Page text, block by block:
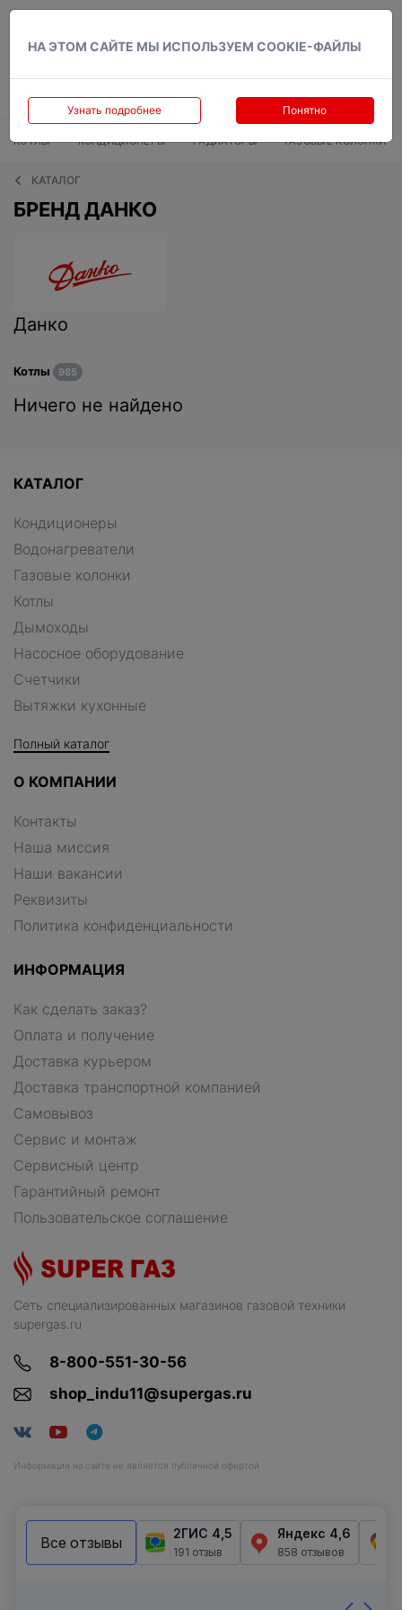
НА ЭТОМ САЙТЕ МЫ ИСПОЛЬЗУЕМ COOKIE-ФАЙЛЫ
Узнать подробнее Понятно
КОТЛЫ КОНДИЦИОНЕРЫ РАДИАТОРЫ ГАЗОВЫЕ КОЛОНКИ
КАТАЛОГ
БРЕНД ДАНКО
Данко
Котлы 985
Ничего не найдено
Сеть специализированных магазинов газовой техники
supergas.ru
8-800-551-30-56
shop_indu11@supergas.ru
Информация на сайте не является публичной офертой
КАТАЛОГ
Кондиционеры
Водонагреватели
Газовые колонки
Котлы
Дымоходы
Насосное оборудование
Счетчики
Вытяжки кухонные
Полный каталог
О КОМПАНИИ
Контакты
Наша миссия
Наши вакансии
Реквизиты
Политика конфиденциальности
ИНФОРМАЦИЯ
Как сделать заказ?
Оплата и получение
Доставка курьером
Доставка транспортной компанией
Самовывоз
Сервис и монтаж
Сервисный центр
Гарантийный ремонт
Пользовательское соглашение